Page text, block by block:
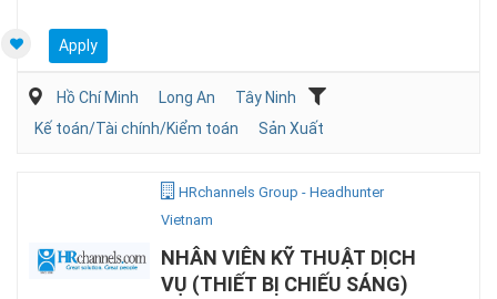
Apply
Hồ Chí Minh Long An
Tây Ninh
Kế toán/Tài chính/Kiểm toán
Sản Xuất
HRchannels Group - Headhunter
Vietnam
NHÂN VIÊN KỸ THUẬT DỊCH
VỤ (THIẾT BỊ CHIẾU SÁNG)